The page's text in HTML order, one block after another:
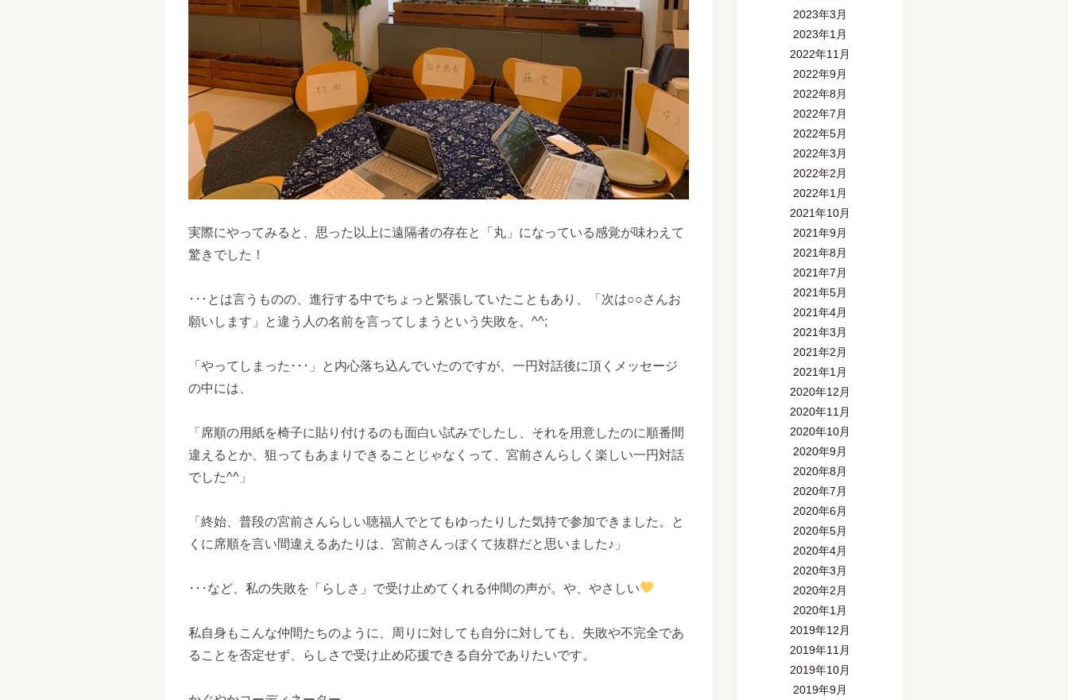
実際にやってみると、思った以上に遠隔者の存在と「丸」になっている感覚が味わえて
驚きでした！
･･･とは言うものの、進行する中でちょっと緊張していたこともあり、「次は○○さんお
願いします」と違う人の名前を言ってしまうという失敗を。^^;
「やってしまった･･･」と内心落ち込んでいたのですが、一円対話後に頂くメッセージ
の中には、
「席順の用紙を椅子に貼り付けるのも面白い試みでしたし、それを用意したのに順番間
違えるとか、狙ってもあまりできることじゃなくって、宮前さんらしく楽しい一円対話
でした^^」
「終始、普段の宮前さんらしい聴福人でとてもゆったりした気持で参加できました。と
くに席順を言い間違えるあたりは、宮前さんっぽくて抜群だと思いました♪」
･･･など、私の失敗を「らしさ」で受け止めてくれる仲間の声が。や、やさしい
私自身もこんな仲間たちのように、周りに対しても自分に対しても、失敗や不完全であ
ることを否定せず、らしさで受け止め応援できる自分でありたいです。
2023年3月
2023年1月
2022年11月
2022年9月
2022年8月
2022年7月
2022年5月
2022年3月
2022年2月
2022年1月
2021年10月
2021年9月
2021年8月
2021年7月
2021年5月
2021年4月
2021年3月
2021年2月
2021年1月
2020年12月
2020年11月
2020年10月
2020年9月
2020年8月
2020年7月
2020年6月
2020年5月
2020年4月
2020年3月
2020年2月
2020年1月
2019年12月
2019年11月
2019年10月
2019年9月